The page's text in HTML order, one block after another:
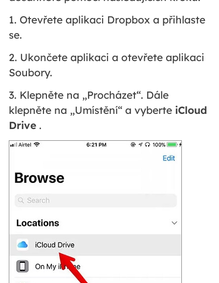
1. Otevřete aplikaci Dropbox a přihlaste
se.
2. Ukončete aplikaci a otevřete aplikaci
Soubory.
3. Klepněte na „Procházet“. Dále
klepněte na „Umístění“ a vyberte iCloud
Drive.